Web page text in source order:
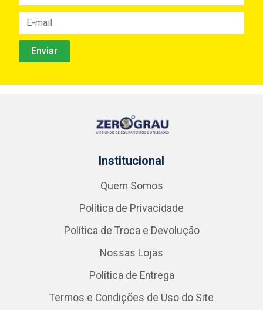
Institucional
Quem Somos
Política de Privacidade
Política de Troca e Devolução
Nossas Lojas
Política de Entrega
Termos e Condições de Uso do Site